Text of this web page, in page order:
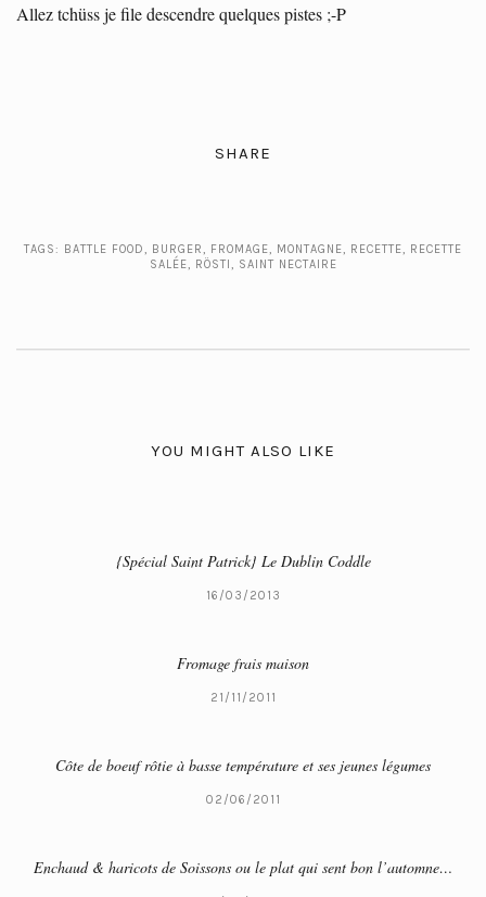
Allez tchüss je file descendre quelques pistes ;-P
SHARE
TAGS: BATTLE FOOD, BURGER, FROMAGE, MONTAGNE, RECETTE, RECETTE
SALÉE, RÖSTI, SAINT NECTAIRE
YOU MIGHT ALSO LIKE
{Spécial Saint Patrick} Le Dublin Coddle
16/03/2013
Fromage frais maison
21/11/2011
Côte de boeuf rôtie à basse température et ses jeunes légumes
02/06/2011
Enchaud & haricots de Soissons ou le plat qui sent bon l’automne…